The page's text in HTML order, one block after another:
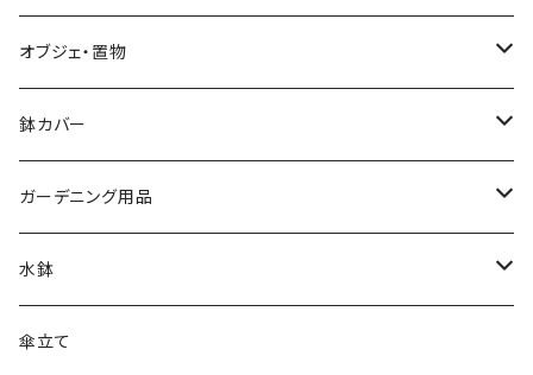
大きさ 中鉢 6号～8号
大きさ 大鉢 9号以上
素材 テラコッタ
素材 セメント・ファイバー
素材 ブリキ
プランタースタンド・花台
椅子・チェア型
自転車・三輪車型
ガーデンフェンス・柵
ウォールデコ・壁掛け
素材 アイアン・鉄製
素材 ウッド・木製
ピック・トレリス
素材 アイアン・鉄製
サインボード・スタンド
オブジェ・置物
動物・アニマル
キャラクター
素材 レジン樹脂
素材 セメント
鉢カバー
大きさ 5号以下
大きさ 6～8号
大きさ 9号以上
ガーデニング用品
ガーデンバスケット ハーベストバスケット
蚊遣り 蚊取り線香ホルダー
水鉢
陶器
傘立て